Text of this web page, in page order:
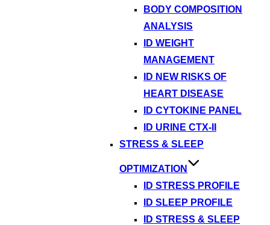
BODY COMPOSITION
ANALYSIS
ID WEIGHT
MANAGEMENT
ID NEW RISKS OF
HEART DISEASE
ID CYTOKINE PANEL
ID URINE CTX-II
STRESS & SLEEP
OPTIMIZATION
ID STRESS PROFILE
ID SLEEP PROFILE
ID STRESS & SLEEP